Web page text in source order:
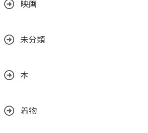
映画
未分類
本
着物